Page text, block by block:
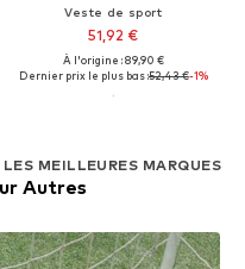
Veste de sport
51,92 €
À l'origine : 89,90 €
Dernier prix le plus bas :52,43 €-1%
MEILLEURES MARQUES
Autres